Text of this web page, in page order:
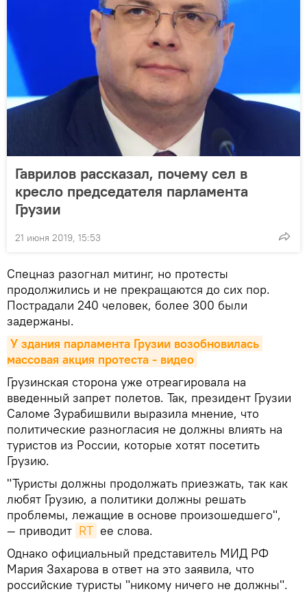
Гаврилов рассказал, почему сел в
кресло председателя парламента
Грузии
21 июня 2019, 15:53
Спецназ разогнал митинг, но протесты
продолжились и не прекращаются до сих пор.
Пострадали 240 человек, более 300 были
задержаны.
У здания парламента Грузии возобновилась
массовая акция протеста - видео
Грузинская сторона уже отреагировала на
введенный запрет полетов. Так, президент Грузии
Саломе Зурабишвили выразила мнение, что
политические разногласия не должны влиять на
туристов из России, которые хотят посетить
Грузию.
"Туристы должны продолжать приезжать, так как
любят Грузию, а политики должны решать
проблемы, лежащие в основе произошедшего",
— приводит RT ее слова.
Однако официальный представитель МИД РФ
Мария Захарова в ответ на это заявила, что
российские туристы "никому ничего не должны".